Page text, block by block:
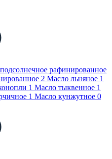
рафинированное
2 Масло льняное 1
1 Масло тыквенное 1
1 Масло кунжутное 0